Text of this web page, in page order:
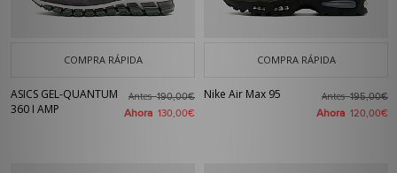
COMPRA RÁPIDA
ASICS GEL-QUANTUM
360 I AMP
Antes190,00€
Ahora 130,00€
COMPRA RÁPIDA
Nike Air Max 95 Antes195,00€
Ahora 120,00€